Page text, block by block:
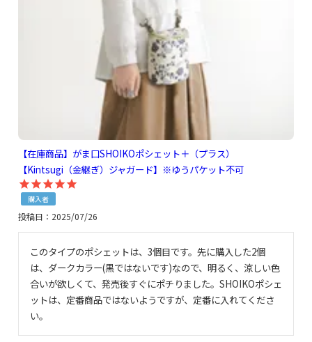
【在庫商品】がま口SHOIKOポシェット＋（プラス）
【Kintsugi（金継ぎ）ジャガード】※ゆうパケット不可
購入者
投稿日 2025/07/26
このタイプのポシェットは、3個目です。先に購入した2個
は、ダークカラー(黒ではないです)なので、明るく、涼しい色
合いが欲しくて、発売後すぐにポチりました。SHOIKOポシェ
ットは、定番商品ではないようですが、定番に入れてくださ
い。